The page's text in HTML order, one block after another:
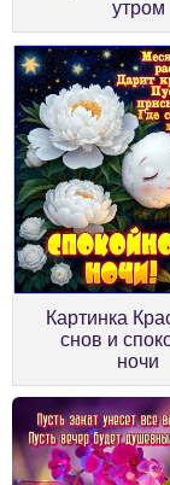
утром
Картинка
снов и
ночи